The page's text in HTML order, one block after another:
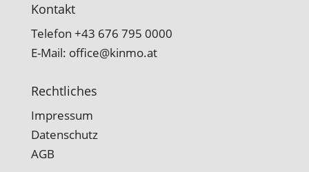
Kontakt
Telefon +43 676 795 0000
E-Mail: office@kinmo.at
Rechtliches
Impressum
Datenschutz
AGB